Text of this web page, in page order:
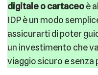
digitale o cartaceoè
IDP è un modo
assicurarti di poter
un investimento che
viaggio sicuro e senza